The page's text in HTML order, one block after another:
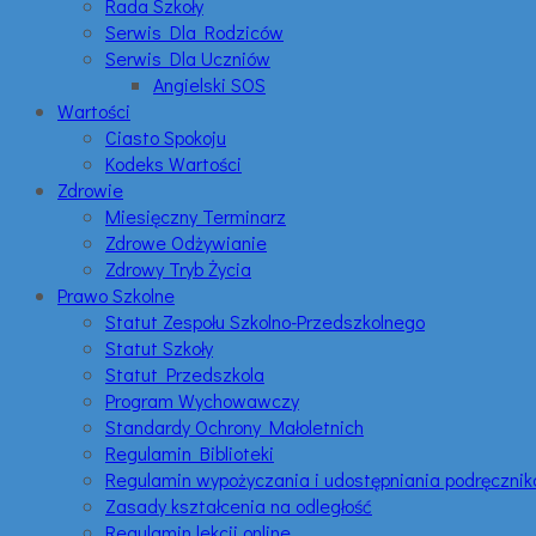
Rada Szkoły
Serwis Dla Rodziców
Serwis Dla Uczniów
Angielski SOS
Wartości
Ciasto Spokoju
Kodeks Wartości
Zdrowie
Miesięczny Terminarz
Zdrowe Odżywianie
Zdrowy Tryb Życia
Prawo Szkolne
Statut Zespołu Szkolno-Przedszkolnego
Statut Szkoły
Statut Przedszkola
Program Wychowawczy
Standardy Ochrony Małoletnich
Regulamin Biblioteki
Regulamin wypożyczania i udostępniania
Zasady kształcenia na odległość